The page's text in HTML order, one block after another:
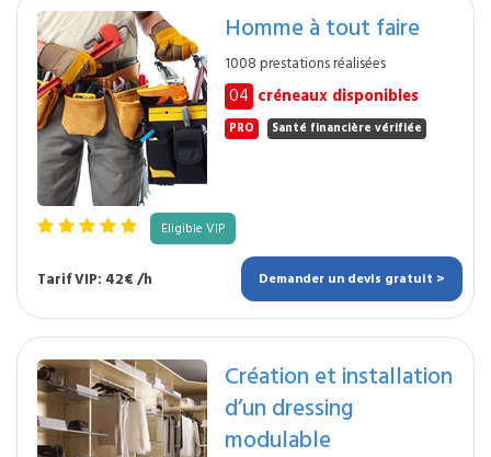
Homme à tout faire
1008 prestations réalisées
04 créneaux disponibles
PRO Santé financière vérifiée
Eligible VIP
Tarif VIP: 42€ /h Demander un devis gratuit >
Création et installation
d’un dressing
modulable